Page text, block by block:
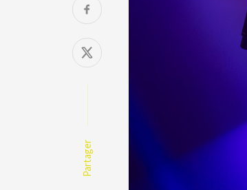
Partager